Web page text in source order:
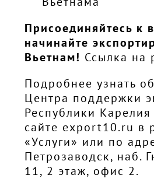
Присоединяйтесь к
начинайте
Вьетнам! Ссылка на
Подробнее узнать
Центра поддержки
Республики
сайте export10.ru в
«Услуги» или по
Петрозаводск, наб.
11, 2 этаж, офис 2.